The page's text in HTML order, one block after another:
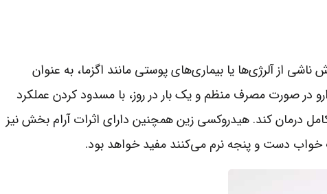
از آلرژی‌ها یا بیماری‌های پوستی مانند اگزما، به عنوان
در صورت مصرف منظم و یک بار در روز، با مسدود کردن عملکرد
درمان کند. هیدروکسی زین همچنین دارای اثرات آرام بخش نیز
خواب دست و پنجه نرم می‌کنند مفید خواهد بود.